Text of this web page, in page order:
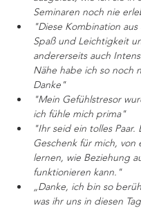
Seminaren noch nie
"Diese Kombination
Spaß und Leichtigkeit
andererseits auch
Nähe habe ich so noch
Danke"
"Mein Gefühlstresor
ich fühle mich prima"
"Ihr seid ein tolles Paar.
Geschenk für mich, von
lernen, wie Beziehung
funktionieren kann."
„Danke, ich bin so
was ihr uns in diesen